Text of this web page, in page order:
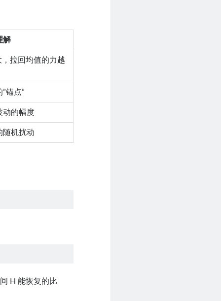
解
拉回均值的力越
锚点”
动的幅度
随机扰动
H 能恢复的比